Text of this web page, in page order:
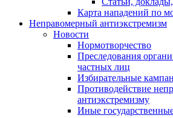
Карта нападений по
Неправомерный антиэкстремизм
Новости
Нормотворчество
Преследования
частных лиц
Избирательные
Противодействие
антиэкстремизму
Иные